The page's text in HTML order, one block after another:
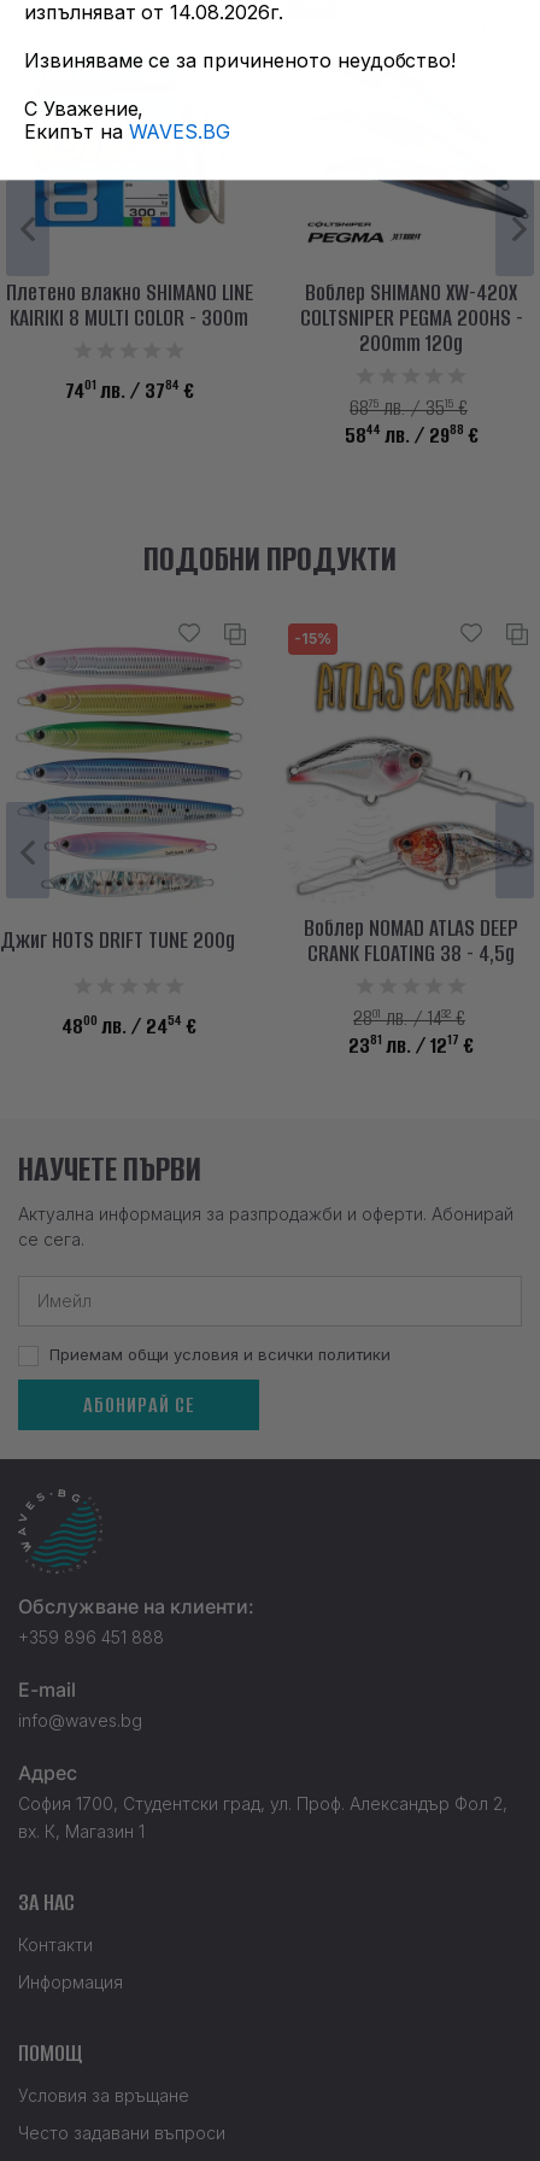
Плетено влакно SHIMANO LINE
KAIRIKI 8 MULTI COLOR - 300m
7401 лв. / 3784 €
Воблер SHIMANO XW-420X
COLTSNIPER PEGMA 200HS -
200mm 120g
6875лв. / 3515€
5844 лв. / 2988 €
ПОДОБНИ ПРОДУКТИ
Джиг HOTS DRIFT TUNE 200g
4800 лв. / 2454 €
-15%
Воблер NOMAD ATLAS DEEP
CRANK FLOATING 38 - 4,5g
2801лв. / 1432€
2381 лв. / 1217 €
НАУЧЕТЕ ПЪРВИ
Актуална информация за разпродажби и оферти. Абонирай
се сега.
Приемам общи условия и всички политики
АБОНИРАЙ СЕ
Обслужване на клиенти:
+359 896 451 888
E-mail
info@waves.bg
Адрес
София 1700, Студентски град, ул. Проф. Александър Фол 2,
вх. К, Магазин 1
ЗА НАС
Контакти
Информация
ПОМОЩ
Условия за връщане
Често задавани въпроси
изпълняват от 14.08.2026г.
Извиняваме се за причиненото неудобство!
С Уважение,
Екипът на WAVES.BG